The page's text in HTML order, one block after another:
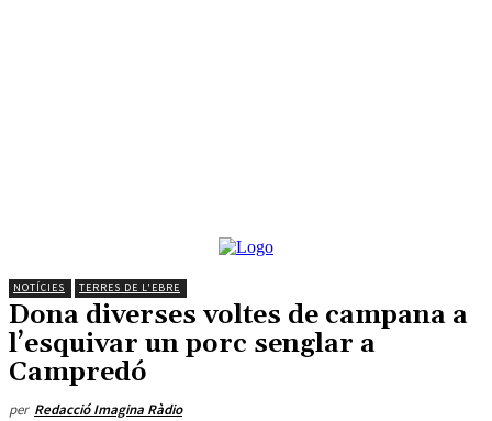
NOTÍCIES TERRES DE L'EBRE
Dona diverses voltes de campana a
l’esquivar un porc senglar a
Campredó
per Redacció Imagina Ràdio